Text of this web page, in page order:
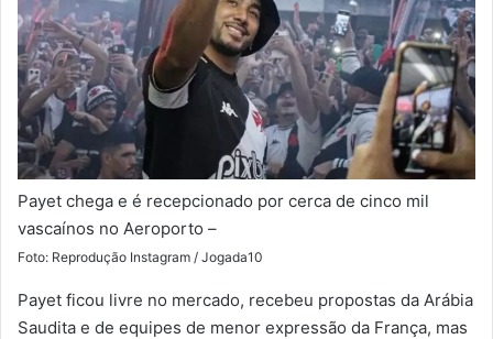
Payet chega e é recepcionado por cerca de cinco mil
vascaínos no Aeroporto –
Foto: Reprodução Instagram / Jogada10
Payet ficou livre no mercado, recebeu propostas da Arábia
Saudita e de equipes de menor expressão da França, mas